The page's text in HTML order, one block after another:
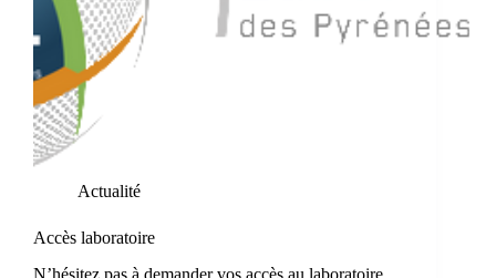
Actualité
Accès laboratoire
N’hésitez pas à demander vos accès au laboratoire